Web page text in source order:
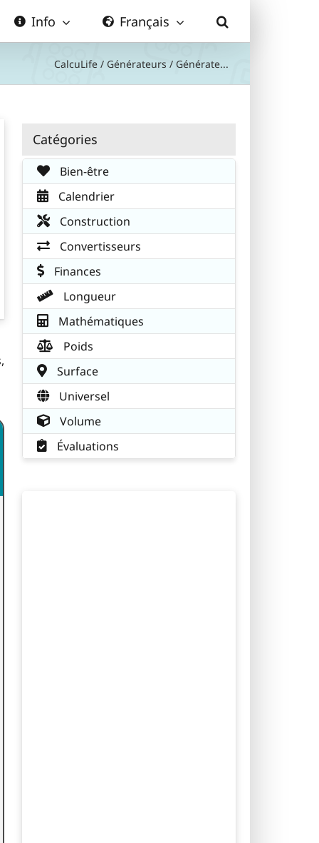
Info Français
CalcuLife / Générateurs / Générate...
Catégories
Bien-être
Calendrier
Construction
Convertisseurs
Finances
Longueur
Mathématiques
Poids
Surface
Universel
Volume
Évaluations